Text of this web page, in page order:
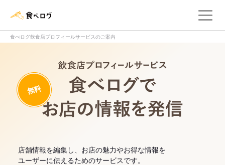
食べログ飲食店プロフィールサービスのご案内
無料
店舗情報を編集し、お店の魅力やお得な情報を
ユーザーに伝えるためのサービスです。